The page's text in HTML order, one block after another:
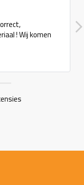
! Wij komen